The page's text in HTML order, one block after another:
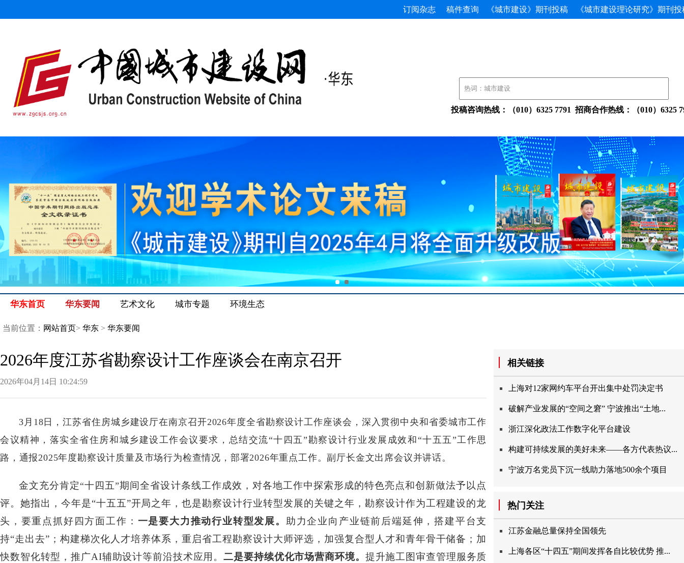
订阅杂志 稿件查询 《城市建设》期刊投稿 《城市建设理论研究》期刊投
投稿咨询热线：（010）63257791招商合作热线：（010）
华东首页 华东要闻 艺术文化 城市专题 环境生态
当前位置： 网站首页> 华东 > 华东要闻
2026年度江苏省勘察设计工作座谈会在南京召开
2026年04月14日10:24:59
3月18日，江苏省住房城乡建设厅在南京召开2026年度全省勘察设计工作座谈会，深入贯彻中央和省委城市工作
会议精神，落实全省住房和城乡建设工作会议要求，总结交流“十四五”勘察设计行业发展成效和“十五五”工作思
路，通报2025年度勘察设计质量及市场行为检查情况，部署2026年重点工作。副厅长金文出席会议并讲话。
金文充分肯定 “十四五”期间全省设计条线工作成效，对各地工作中探索形成的特色亮点和创新做法予以点
评。她指出，今年是“十五五”开局之年，也是勘察设计行业转型发展的关键之年，勘察设计作为工程建设的龙
头，要重点抓好四方面工作： 一是要大力推动行业转型发展。
助力企业向产业链前后端延伸，搭建平台支
持“走出去”；构建梯次化人才培养体系，重启省工程勘察设计大师评选，加强复合型人才和青年骨干储备；加
快数智化转型，推广AI辅助设计等前沿技术应用。二是要持续优化市场营商环境。 提升施工图审查管理服务质
相关链接
上海对12家网约车平台开出集中处罚决定书
破解产业发展的“空间之窘”宁波推出“土地...
浙江深化政法工作数字化平台建设
构建可持续发展的美好未来——各方代表热议...
宁波万名党员下沉一线助力落地500余个项目
热门关注
江苏金融总量保持全国领先
上海各区“十四五”期间发挥各自比较优势推...